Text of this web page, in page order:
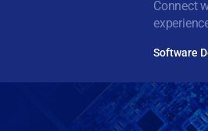
Connect
Software